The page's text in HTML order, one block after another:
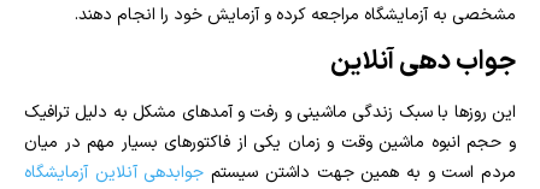
مشخصی به آزمایشگاه مراجعه کرده و آزمایش خود را انجام دهند.
جواب دهی آنلاین
این روزها با سبک زندگی ماشینی و رفت و آمدهای مشکل به دلیل ترافیک
و حجم انبوه ماشین وقت و زمان یکی از فاکتورهای بسیار مهم در میان
مردم است و به همین جهت داشتن سیستمجوابدهی آنلاین آزمایشگاه